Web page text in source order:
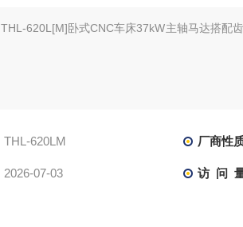
THL-620L[M]卧式CNC车床37kW主轴马达搭配
THL-620LM 厂商性
2026-07-03 访 问